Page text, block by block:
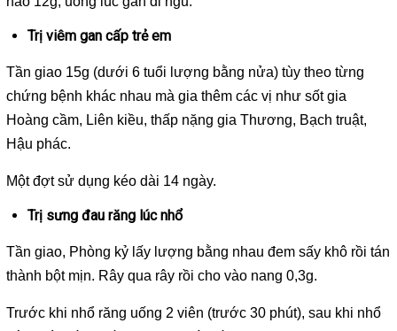
Trị viêm gan cấp trẻ em
Tần giao 15g (dưới 6 tuổi lượng bằng nửa) tùy theo từng
chứng bệnh khác nhau mà gia thêm các vị như sốt gia
Hoàng cầm, Liên kiều, thấp nặng gia Thương, Bạch truật,
Hậu phác.
Một đợt sử dụng kéo dài 14 ngày.
Trị sưng đau răng lúc nhổ
Tần giao, Phòng kỷ lấy lượng bằng nhau đem sấy khô rồi tán
thành bột mịn. Rây qua rây rồi cho vào nang 0,3g.
Trước khi nhổ răng uống 2 viên (trước 30 phút), sau khi nhổ